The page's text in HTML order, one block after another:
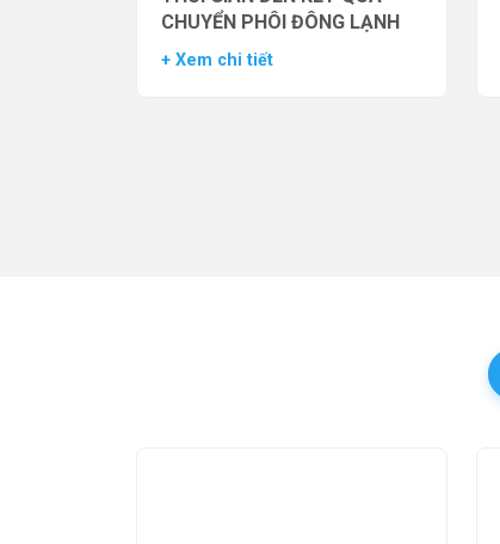
CHUYỂN PHÔI ĐÔNG LẠNH
+ Xem chi tiết